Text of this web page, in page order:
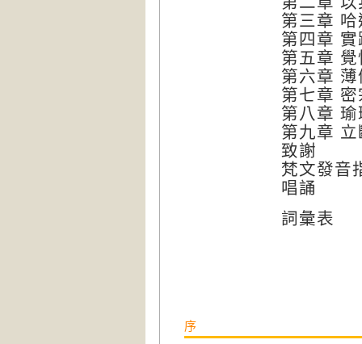
第三章
第四章 實
第五章 覺
第六章
第七章
第八章 瑜
第九章
致謝
梵文發音
唱誦
詞彙表
序